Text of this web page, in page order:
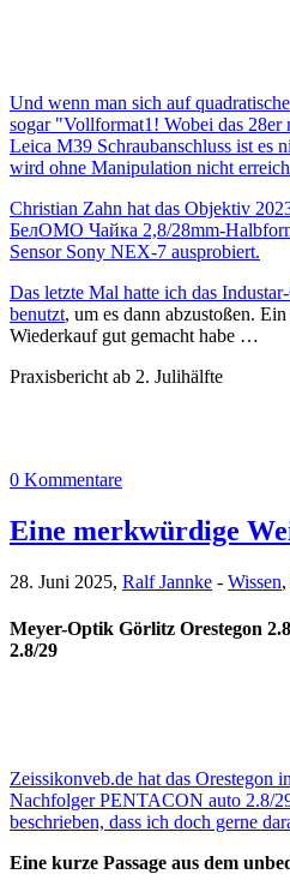
Und wenn man sich auf
sogar "Vollformat1! Wobei das
Leica M39 Schraubanschluss ist es
wird ohne Manipulation nicht
Christian Zahn hat das Objektiv
БелОМО Чайка 2,8/28mm-
Sensor Sony NEX-7 ausprobiert.
Das letzte Mal hatte ich das
benutzt, um es dann abzustoßen.
Wiederkauf gut gemacht habe …
Praxisbericht ab 2. Julihälfte
0 Kommentare
Eine merkwürdige
28. Juni 2025, Ralf Jannke - Wissen,
Meyer-Optik Görlitz Orestegon
2.8/29
Zeissikonveb.de hat das Orestegon
Nachfolger PENTACON auto 2.8/
beschrieben, dass ich doch gerne
Eine kurze Passage aus dem